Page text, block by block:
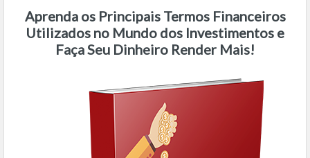
Aprenda os Principais Termos Financeiros
Utilizados no Mundo dos Investimentos e
Faça Seu Dinheiro Render Mais!